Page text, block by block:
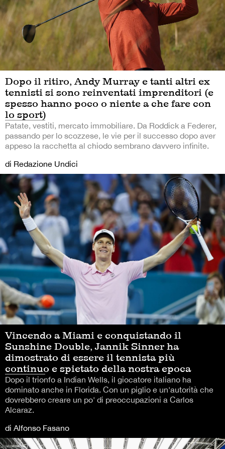
Dopo il ritiro, Andy Murray e tanti altri ex
tennisti si sono reinventati imprenditori (e
spesso hanno poco o niente a che fare con
lo sport)
Patate, vestiti, mercato immobiliare. Da Roddick a Federer,
passando per lo scozzese, le vie per il successo dopo aver
appeso la racchetta al chiodo sembrano davvero infinite.
di Redazione Undici
Vincendo a Miami e conquistando il
Sunshine Double, Jannik Sinner ha
dimostrato di essere il tennista più
continuo e spietato della nostra epoca
Dopo il trionfo a Indian Wells, il giocatore italiano ha
dominato anche in Florida. Con un piglio e un'autorità che
dovrebbero creare un po' di preoccupazioni a Carlos
Alcaraz.
di Alfonso Fasano